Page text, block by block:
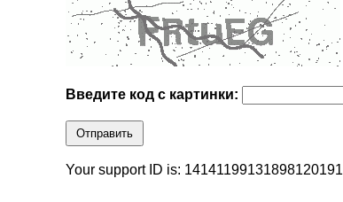
Введите код с картинки:
Отправить
Your support ID is: 14141199131898120191